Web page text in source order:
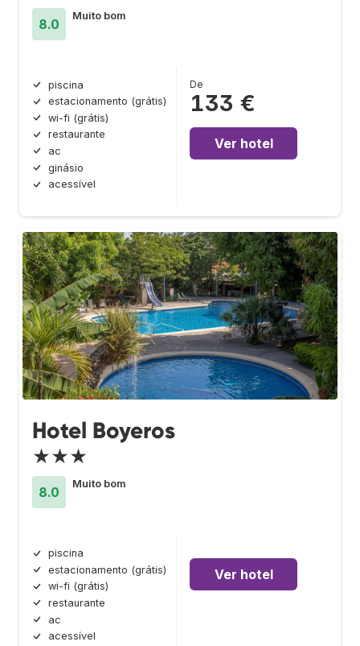
8.0
Muito bom
piscina
estacionamento (grátis)
wi-fi (grátis)
restaurante
ac
ginásio
acessível
De
133 €
Ver hotel
Hotel Boyeros
★★★
8.0
Muito bom
piscina
estacionamento (grátis)
wi-fi (grátis)
restaurante
ac
acessível
Ver hotel